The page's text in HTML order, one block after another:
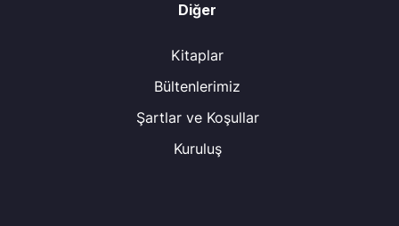
Diğer
Kitaplar
Bültenlerimiz
Şartlar ve Koşullar
Kuruluş